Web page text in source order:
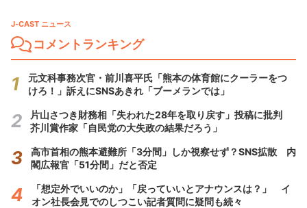
J-CAST ニュース
コメントランキング
元文科事務次官・前川喜平氏「熊本の体育館にクーラーをつ
けろ！」訴えにSNSあきれ「ブーメランでは」
片山さつき財務相「失われた28年を取り戻す」投稿に批判
芥川賞作家「自民党の大失政の結果だろう」
高市首相の熊本避難所「3分間」しか視察せず？SNS拡散 内
閣広報官「51分間」だと否定
「想定外でいいのか」「戻っていいとアナウンスは？」 イ
オン社長会見でのしつこい記者質問に疑問も続々